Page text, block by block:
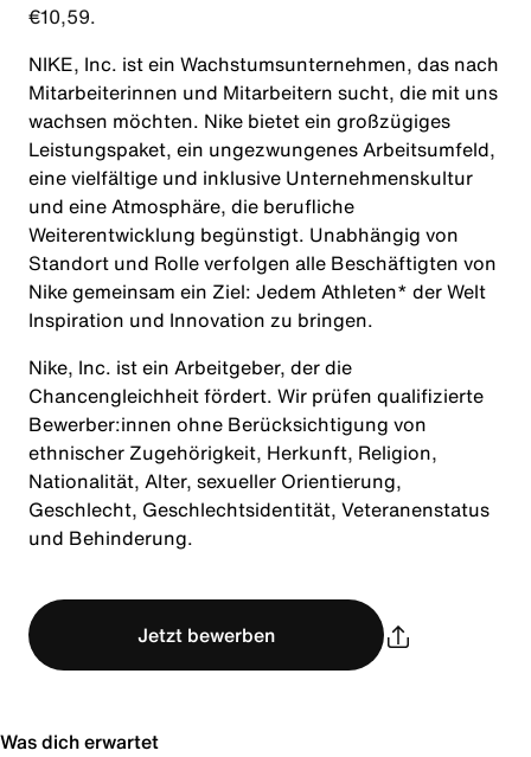
€10,59.
NIKE, Inc. ist ein Wachstumsunternehmen, das nach
Mitarbeiterinnen und Mitarbeitern sucht, die mit uns
wachsen möchten. Nike bietet ein großzügiges
Leistungspaket, ein ungezwungenes Arbeitsumfeld,
eine vielfältige und inklusive Unternehmenskultur
und eine Atmosphäre, die berufliche
Weiterentwicklung begünstigt. Unabhängig von
Standort und Rolle verfolgen alle Beschäftigten von
Nike gemeinsam ein Ziel: Jedem Athleten* der Welt
Inspiration und Innovation zu bringen.
Nike, Inc. ist ein Arbeitgeber, der die
Chancengleichheit fördert. Wir prüfen qualifizierte
Bewerber:innen ohne Berücksichtigung von
ethnischer Zugehörigkeit, Herkunft, Religion,
Nationalität, Alter, sexueller Orientierung,
Geschlecht, Geschlechtsidentität, Veteranenstatus
und Behinderung.
Jetzt bewerben
Was dich erwartet